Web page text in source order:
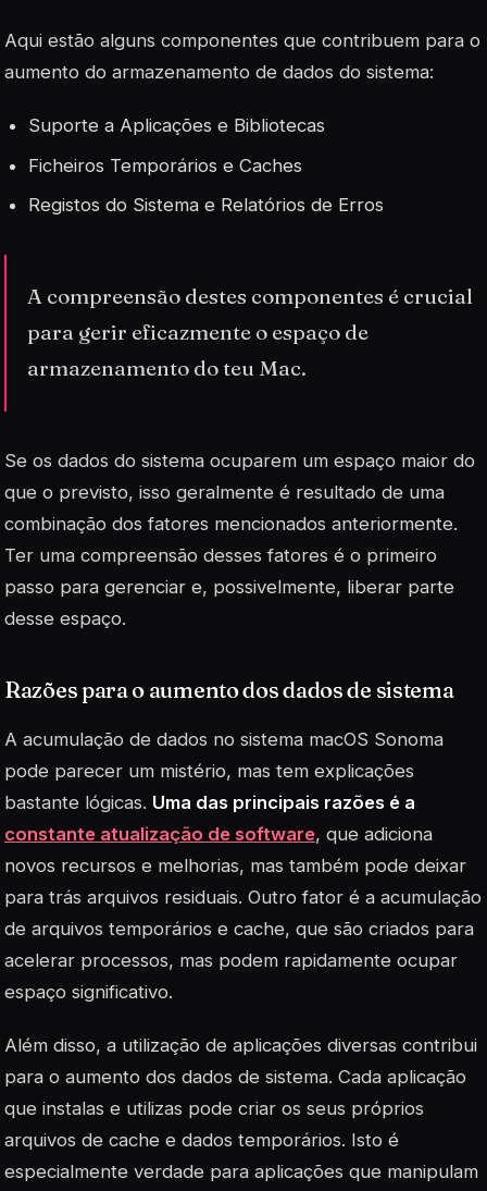
Aqui estão alguns componentes que contribuem para o
aumento do armazenamento de dados do sistema:
Suporte a Aplicações e Bibliotecas
Ficheiros Temporários e Caches
Registos do Sistema e Relatórios de Erros
A compreensão destes componentes é crucial
para gerir eficazmente o espaço de
armazenamento do teu Mac.
Se os dados do sistema ocuparem um espaço maior do
que o previsto, isso geralmente é resultado de uma
combinação dos fatores mencionados anteriormente.
Ter uma compreensão desses fatores é o primeiro
passo para gerenciar e, possivelmente, liberar parte
desse espaço.
Razões para o aumento dos dados de sistema
A acumulação de dados no sistema macOS Sonoma
pode parecer um mistério, mas tem explicações
bastante lógicas. Uma das principais razões é a
constante atualização de software, que adiciona
novos recursos e melhorias, mas também pode deixar
para trás arquivos residuais. Outro fator é a acumulação
de arquivos temporários e cache, que são criados para
acelerar processos, mas podem rapidamente ocupar
espaço significativo.
Além disso, a utilização de aplicações diversas contribui
para o aumento dos dados de sistema. Cada aplicação
que instalas e utilizas pode criar os seus próprios
arquivos de cache e dados temporários. Isto é
especialmente verdade para aplicações que manipulam